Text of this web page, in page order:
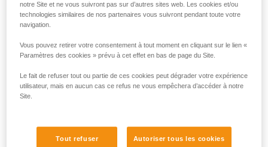
notre Site et ne vous suivront pas sur d’autres sites web. Les cookies et/ou
technologies similaires de nos partenaires vous suivront pendant toute votre
navigation.
Vous pouvez retirer votre consentement à tout moment en cliquant sur le lien «
Paramètres des cookies » prévu à cet effet en bas de page du Site.
Le fait de refuser tout ou partie de ces cookies peut dégrader votre expérience
utilisateur, mais en aucun cas ce refus ne vous empêchera d’accéder à notre
Site.
Tout refuser Autoriser tous les cookies